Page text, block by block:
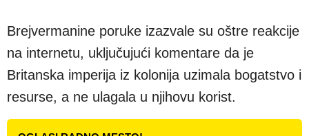
Brejvermanine poruke izazvale su oštre reakcije
na internetu, uključujući komentare da je
Britanska imperija iz kolonija uzimala bogatstvo i
resurse, a ne ulagala u njihovu korist.